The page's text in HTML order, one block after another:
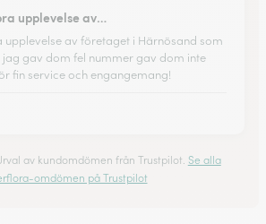
upplevelse av…
upplevelse av företaget i Härnösand som
jag gav dom fel nummer gav dom inte
fin service och engangemang!
av kundomdömen från Trustpilot. Se alla
omdömen på Trustpilot